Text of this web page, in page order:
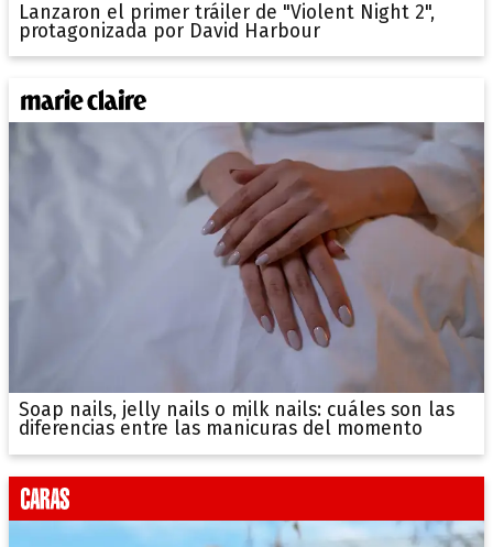
Lanzaron el primer tráiler de "Violent Night 2",
protagonizada por David Harbour
Soap nails, jelly nails o milk nails: cuáles son las
diferencias entre las manicuras del momento